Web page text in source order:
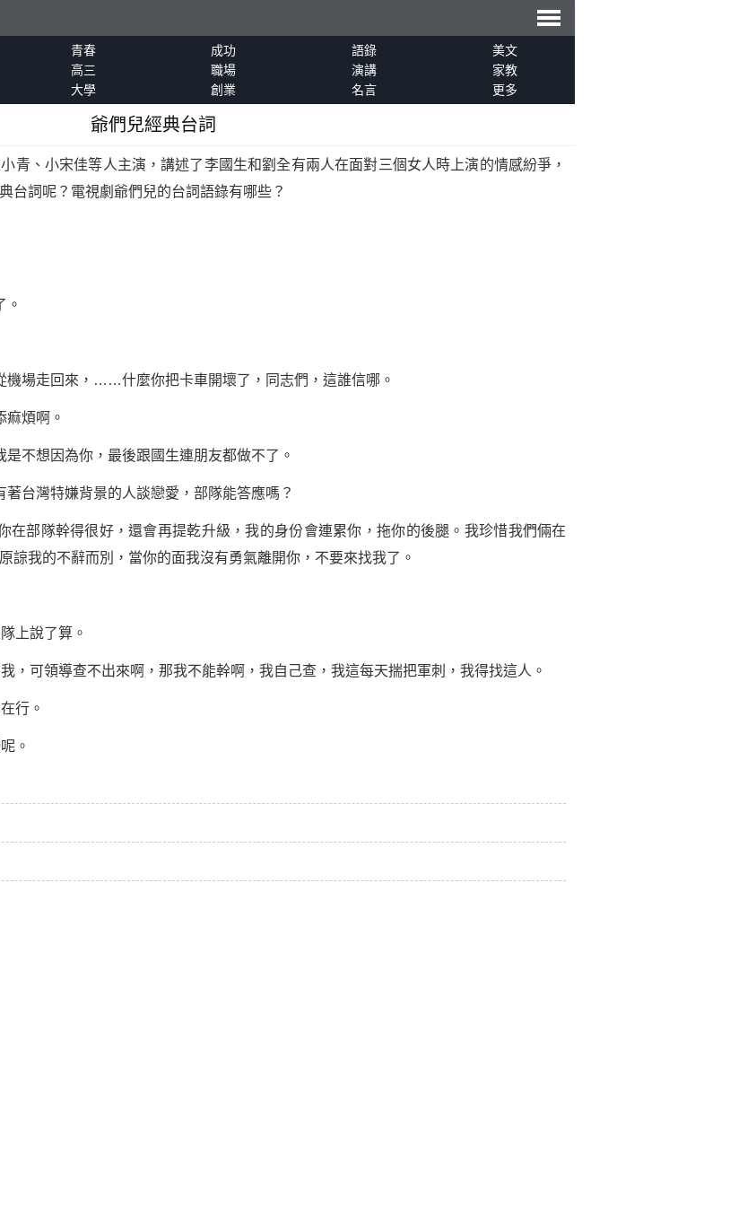
導
青春 成功 語錄
美文
高三 職場 演講
家教
大學 創業 名言 更多
爺們兒經典台詞
青、小宋佳等人主演，講述了李國生和劉全有兩人在面對三個女人時上演的情感紛爭，
台詞呢？電視劇爺們兒的台詞語錄有哪些？
。
機場走回來，……什麼你把卡車開壞了，同志們，這誰信哪。
煩啊。
不想因為你，最後跟國生連朋友都做不了。
台灣特嫌背景的人談戀愛，部隊能答應嗎？
在部隊幹得很好，還會再提乾升級，我的身份會連累你，拖你的後腿。我珍惜我們倆在
諒我的不辭而別，當你的面我沒有勇氣離開你，不要來找我了。
上說了算。
，可領導查不出來啊，那我不能幹啊，我自己查，我這每天揣把軍刺，我得找這人。
行。
。